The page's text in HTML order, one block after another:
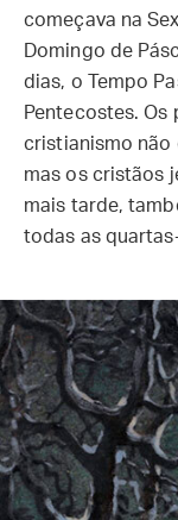
começava na
Domingo de
dias, o Tempo
Pentecostes.
cristianismo não
mas os cristãos
mais tarde,
todas as